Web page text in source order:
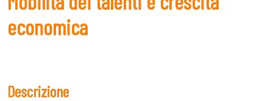
economica
Descrizione